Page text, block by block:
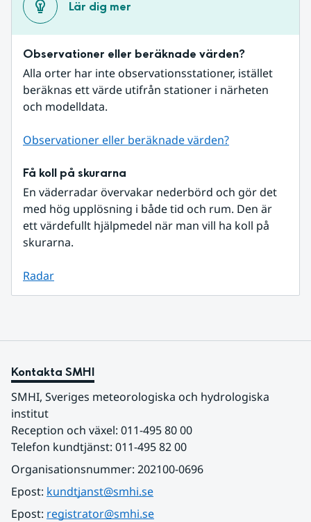
Lär dig mer
Observationer eller beräknade värden?
Alla orter har inte observationsstationer, istället
beräknas ett värde utifrån stationer i närheten
och modelldata.
Observationer eller beräknade värden?
Få koll på skurarna
En väderradar övervakar nederbörd och gör det
med hög upplösning i både tid och rum. Den är
ett värdefullt hjälpmedel när man vill ha koll på
skurarna.
Radar
Kontakta SMHI
SMHI, Sveriges meteorologiska och hydrologiska
institut
Reception och växel: 011-495 80 00
Telefon kundtjänst: 011-495 82 00
Organisationsnummer: 202100-0696
Epost: kundtjanst@smhi.se
Epost: registrator@smhi.se